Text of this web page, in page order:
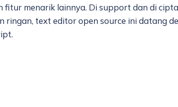
fitur menarik lainnya. Di support dan di
text editor open source ini datang